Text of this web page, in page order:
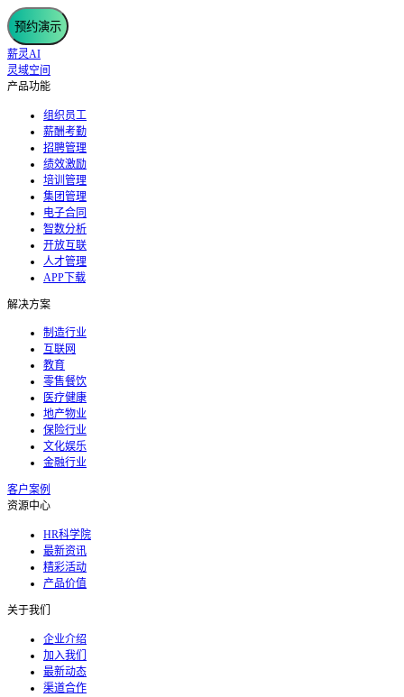
预约演示
薪灵AI
灵域空间
产品功能
组织员工
薪酬考勤
招聘管理
绩效激励
培训管理
集团管理
电子合同
智数分析
开放互联
人才管理
APP下载
解决方案
制造行业
互联网
教育
零售餐饮
医疗健康
地产物业
保险行业
文化娱乐
金融行业
客户案例
资源中心
HR科学院
最新资讯
精彩活动
产品价值
关于我们
企业介绍
加入我们
最新动态
渠道合作